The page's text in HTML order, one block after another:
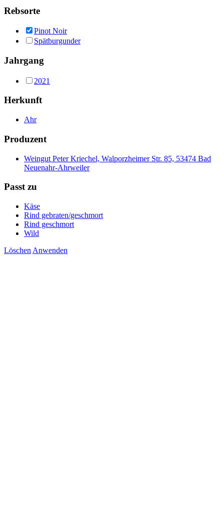
Rebsorte
Pinot Noir
Spätburgunder
Jahrgang
2021
Herkunft
Ahr
Produzent
Weingut Peter Kriechel, Walporzheimer Str. 85, 53474 Bad
Neuenahr-Ahrweiler
Passt zu
Käse
Rind gebraten/geschmort
Rind geschmort
Wild
Löschen Anwenden